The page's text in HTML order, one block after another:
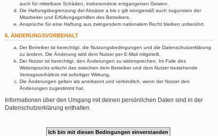
auch für mittelbare Schäden, insbesondere entgangenen Gewinn.
Die Haftungsbegrenzung der Absätze a bis c gilt sinngemäß auch zugunsten der
Mitarbeiter und Erfüllungsgehilfen des Betreibers.
Ansprüche für eine Haftung aus zwingendem nationalem Recht bleiben unberührt.
6. ÄNDERUNGSVORBEHALT
Der Betreiber ist berechtigt, die Nutzungsbedingungen und die Datenschutzerklärung
zu ändern. Die Änderung wird dem Nutzer per E-Mail mitgeteilt.
Der Nutzer ist berechtigt, den Änderungen zu widersprechen. Im Falle des
Widerspruchs erlischt das zwischen dem Betreiber und dem Nutzer bestehende
Vertragsverhältnis mit sofortiger Wirkung.
Die Änderungen gelten als anerkannt und verbindlich, wenn der Nutzer den
Änderungen zugestimmt hat.
Informationen über den Umgang mit deinen persönlichen Daten sind in der
Datenschutzerklärung enthalten.